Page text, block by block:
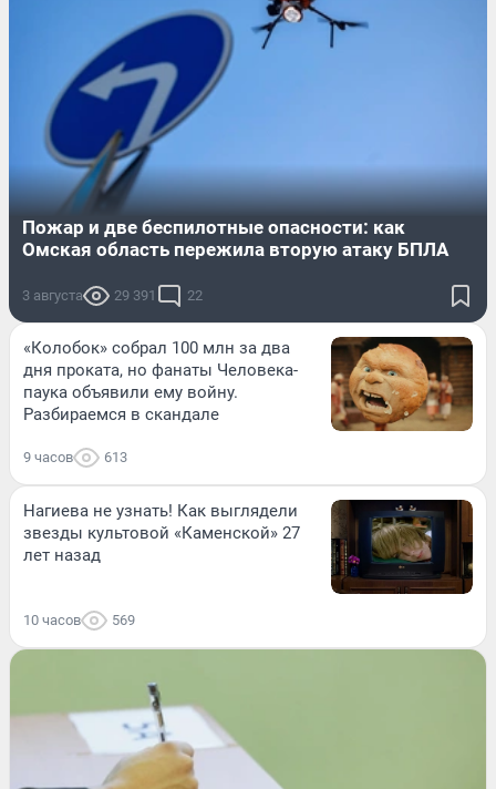
Пожар и две беспилотные опасности: как
Омская область пережила вторую атаку БПЛА
3 августа 29 391 22
«Колобок» собрал 100 млн за два
дня проката, но фанаты Человека-
паука объявили ему войну.
Разбираемся в скандале
9 часов 613
Нагиева не узнать! Как выглядели
звезды культовой «Каменской» 27
лет назад
10 часов 569